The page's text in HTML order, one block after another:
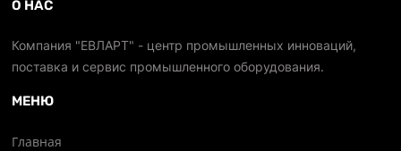
О НАС
Компания "ЕВЛАРТ" - центр промышленных инноваций,
поставка и сервис промышленного оборудования.
МЕНЮ
Главная